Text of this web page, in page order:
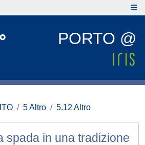
PORTO @
5 Altro 5.12 Altro
spada in una tradizione